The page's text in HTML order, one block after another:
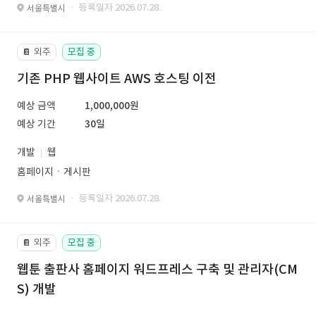
서울특별시 · 등록일자 2026.07.28.
📔 외주 모집 중
기존 PHP 웹사이트 AWS 호스팅 이전
예상 금액
1,000,000원
예상 기간
30일
개발
웹
홈페이지ㆍ게시판
서울특별시 · 등록일자 2026.07.28.
📔 외주 모집 중
웹툰 출판사 홈페이지 워드프레스 구축 및 관리자(CM
S) 개발